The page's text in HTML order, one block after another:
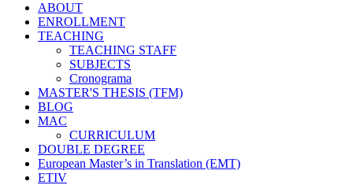
ABOUT
ENROLLMENT
TEACHING
TEACHING STAFF
SUBJECTS
Cronograma
MASTER'S THESIS (TFM)
BLOG
MAC
CURRICULUM
DOUBLE DEGREE
European Master’s in Translation (EMT)
ETIV